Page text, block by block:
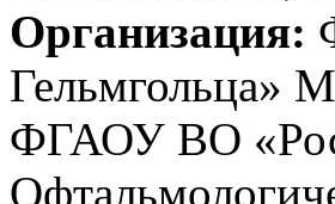
Организация:
Гельмгольца»
ФГАОУ ВО